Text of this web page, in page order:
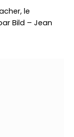
le
Bild – Jean